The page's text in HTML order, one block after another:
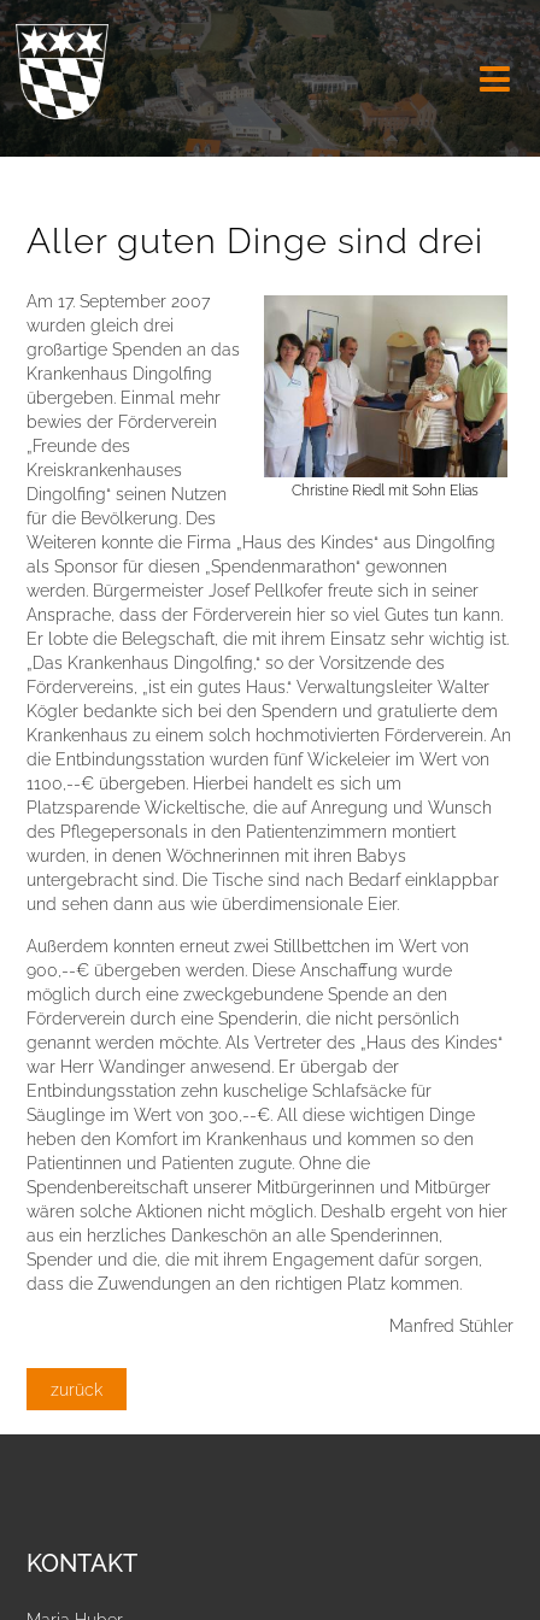

Aller guten Dinge sind drei
Christine Riedl mit Sohn Elias
Am 17. September 2007
wurden gleich drei
großartige Spenden an das
Krankenhaus Dingolfing
übergeben. Einmal mehr
bewies der Förderverein
„Freunde des
Kreiskrankenhauses
Dingolfing“ seinen Nutzen
für die Bevölkerung. Des
Weiteren konnte die Firma „Haus des Kindes“ aus Dingolfing
als Sponsor für diesen „Spendenmarathon“ gewonnen
werden. Bürgermeister Josef Pellkofer freute sich in seiner
Ansprache, dass der Förderverein hier so viel Gutes tun kann.
Er lobte die Belegschaft, die mit ihrem Einsatz sehr wichtig ist.
„Das Krankenhaus Dingolfing,“ so der Vorsitzende des
Fördervereins, „ist ein gutes Haus.“ Verwaltungsleiter Walter
Kögler bedankte sich bei den Spendern und gratulierte dem
Krankenhaus zu einem solch hochmotivierten Förderverein. An
die Entbindungsstation wurden fünf Wickeleier im Wert von
1100,--€ übergeben. Hierbei handelt es sich um
Platzsparende Wickeltische, die auf Anregung und Wunsch
des Pflegepersonals in den Patientenzimmern montiert
wurden, in denen Wöchnerinnen mit ihren Babys
untergebracht sind. Die Tische sind nach Bedarf einklappbar
und sehen dann aus wie überdimensionale Eier.
Außerdem konnten erneut zwei Stillbettchen im Wert von
900,--€ übergeben werden. Diese Anschaffung wurde
möglich durch eine zweckgebundene Spende an den
Förderverein durch eine Spenderin, die nicht persönlich
genannt werden möchte. Als Vertreter des „Haus des Kindes“
war Herr Wandinger anwesend. Er übergab der
Entbindungsstation zehn kuschelige Schlafsäcke für
Säuglinge im Wert von 300,--€. All diese wichtigen Dinge
heben den Komfort im Krankenhaus und kommen so den
Patientinnen und Patienten zugute. Ohne die
Spendenbereitschaft unserer Mitbürgerinnen und Mitbürger
wären solche Aktionen nicht möglich. Deshalb ergeht von hier
aus ein herzliches Dankeschön an alle Spenderinnen,
Spender und die, die mit ihrem Engagement dafür sorgen,
dass die Zuwendungen an den richtigen Platz kommen.
Manfred Stühler
zurück
KONTAKT